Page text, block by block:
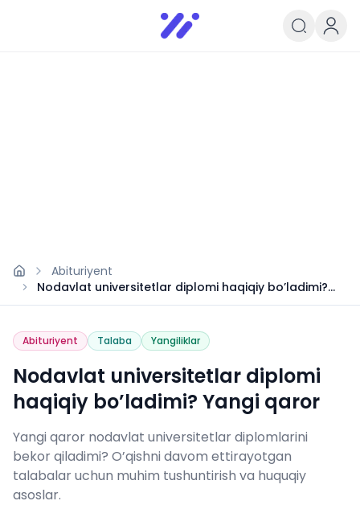
Infoedu
Ta&#039;lim xabarlari va
Abituriyent
Nodavlat universitetlar diplomi haqiqiy bo’ladimi?
Yangi qaror
Abituriyent Talaba Yangiliklar
Nodavlat universitetlar diplomi
haqiqiy bo’ladimi? Yangi qaror
Yangi qaror nodavlat universitetlar diplomlarini
bekor qiladimi? O’qishni davom ettirayotgan
talabalar uchun muhim tushuntirish va huquqiy
asoslar.